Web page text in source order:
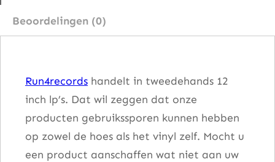
s
Beoordelingen (0)
Run4records handelt in tweedehands 12
inch lp’s. Dat wil zeggen dat onze
producten gebruikssporen kunnen hebben
op zowel de hoes als het vinyl zelf. Mocht u
een product aanschaffen wat niet aan uw